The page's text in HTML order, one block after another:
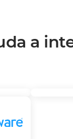
a